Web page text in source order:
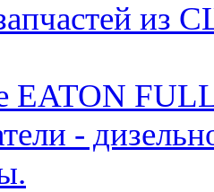
запчастей
EATON
-